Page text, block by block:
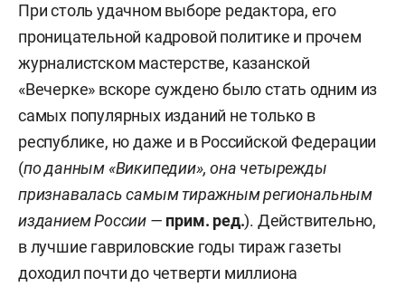
При столь удачном выборе редактора, его
проницательной кадровой политике и прочем
журналистском мастерстве, казанской
«Вечерке» вскоре суждено было стать одним из
самых популярных изданий не только в
республике, но даже и в Российской Федерации
(по данным «Википедии», она четырежды
признавалась самым тиражным региональным
изданием России — прим. ред.). Действительно,
в лучшие гавриловские годы тираж газеты
доходил почти до четверти миллиона